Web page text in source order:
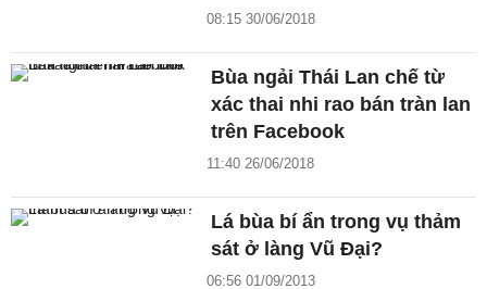
08:15 30/06/2018
Bùa ngải Thái Lan chế từ
xác thai nhi rao bán tràn lan
trên Facebook
11:40 26/06/2018
Lá bùa bí ẩn trong vụ thảm
sát ở làng Vũ Đại?
06:56 01/09/2013